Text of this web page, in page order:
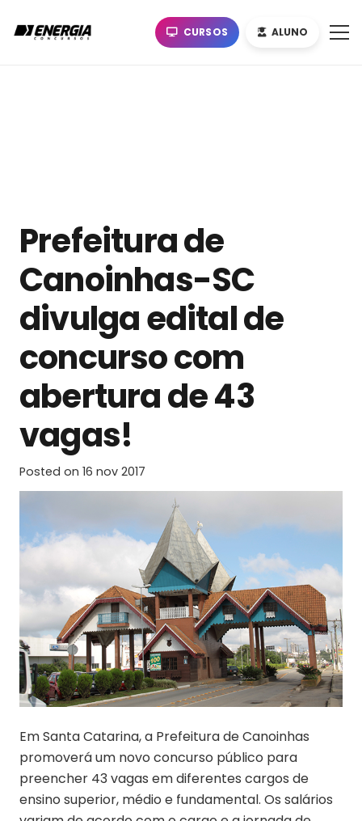
CURSOS ALUNO
Prefeitura de
Canoinhas-SC
divulga edital de
concurso com
abertura de 43
vagas!
Posted on 16 nov 2017
Em Santa Catarina, a Prefeitura de Canoinhas
promoverá um novo concurso público para
preencher 43 vagas em diferentes cargos de
ensino superior, médio e fundamental. Os salários